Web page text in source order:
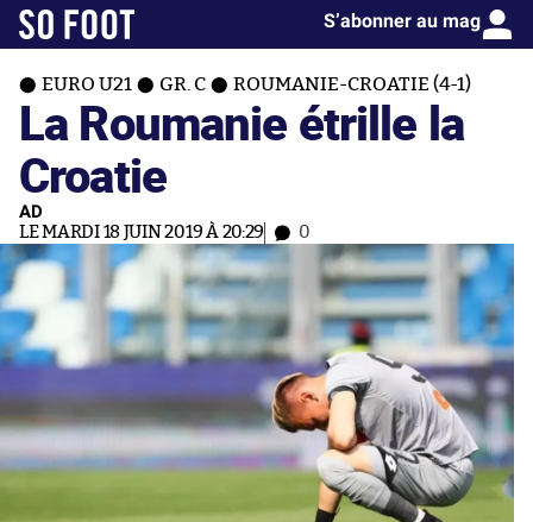
S’abonner au mag
EURO U21 GR. C ROUMANIE-CROATIE (4-1)
La Roumanie étrille la
Croatie
AD
LE MARDI 18 JUIN 2019 À 20:29 0